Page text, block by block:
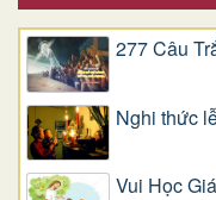
277 Câu
Nghi thức
Vui Học